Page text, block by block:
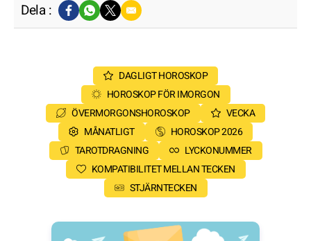
Dela :
DAGLIGT HOROSKOP
HOROSKOP FÖR IMORGON
ÖVERMORGONSHOROSKOP
VECKA
MÅNATLIGT
HOROSKOP 2026
TAROTDRAGNING
LYCKONUMMER
KOMPATIBILITET MELLAN TECKEN
STJÄRNTECKEN